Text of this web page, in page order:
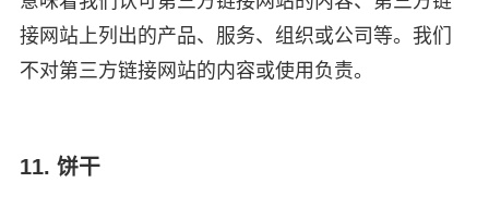
接网站上列出的产品、服务、组织或公司等。我们
不对第三方链接网站的内容或使用负责。
11. 饼干